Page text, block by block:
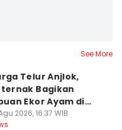
See More
Telur Anjlok,
Bagikan
Ekor Ayam di
2026, 16:37 WIB